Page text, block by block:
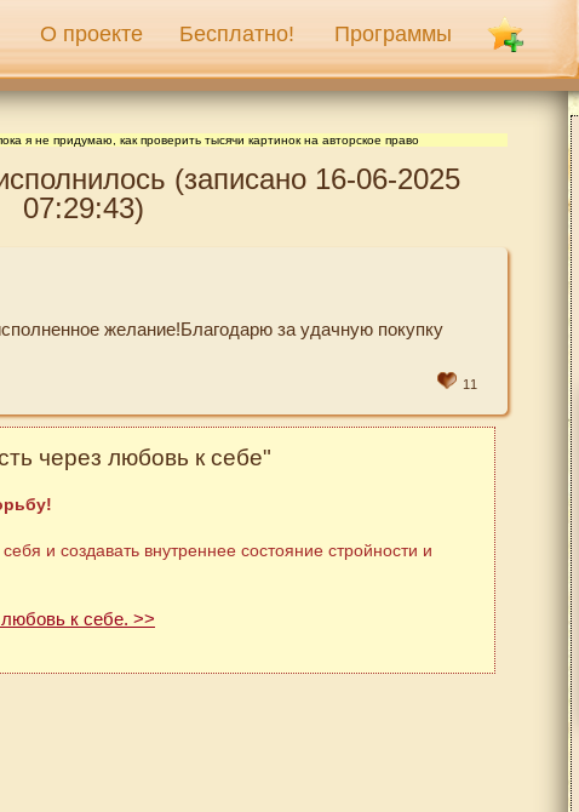
О проекте Бесплатно! Программы
я не придумаю, как проверить тысячи картинок на авторское право
(записано 16-06-2025
07:29:43)
желание!Благодарю за удачную покупку
11
через любовь к себе"
и создавать внутреннее состояние стройности и
к себе. >>